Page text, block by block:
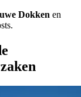
Dokken en